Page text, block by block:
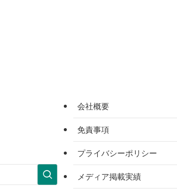
会社概要
免責事項
プライバシーポリシー
メディア掲載実績